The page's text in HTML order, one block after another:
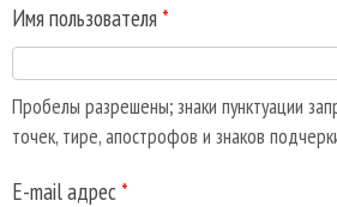
Имя пользователя *
Пробелы разрешены; знаки пунктуации
точек, тире, апострофов и знаков
E-mail адрес *